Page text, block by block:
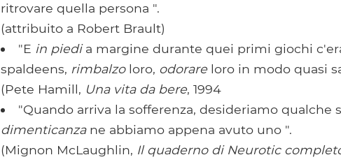
ritrovare quella persona ".
(attribuito a Robert Brault)
"E in piedia margine durante quei primi giochi
spaldeens, rimbalzoloro, odorare loro in modo quasi
(Pete Hamill, Una vita da bere, 1994
"Quando arriva la sofferenza, desideriamo qualche
dimenticanzane abbiamo appena avuto uno ".
(Mignon McLaughlin, Il quaderno di Neurotic